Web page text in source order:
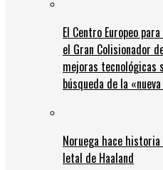
El Centro Europeo
el Gran Colisionador
mejoras tecnológicas
búsqueda de la
Noruega hace
letal de Haaland